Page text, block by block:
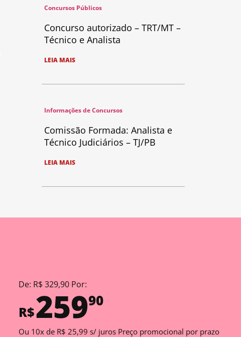
Concursos Públicos
Concurso autorizado – TRT/MT –
Técnico e Analista
LEIA MAIS
Informações de Concursos
Comissão Formada: Analista e
Técnico Judiciários – TJ/PB
LEIA MAIS
De: R$ 329,90 Por:
R$25990
Ou 10x de R$ 25,99 s/ juros Preço promocional por prazo